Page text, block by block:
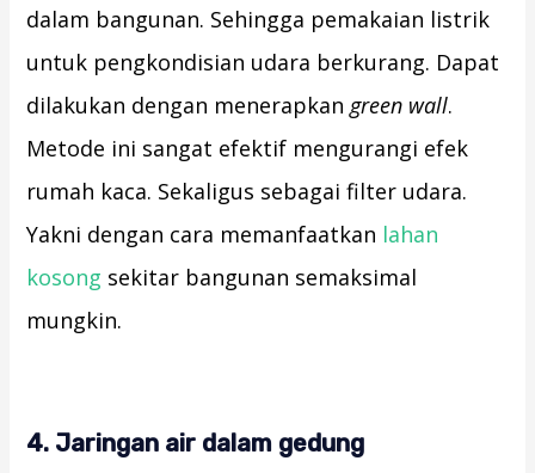
dalam bangunan. Sehingga pemakaian listrik
untuk pengkondisian udara berkurang. Dapat
dilakukan dengan menerapkangreen wall.
Metode ini sangat efektif mengurangi efek
rumah kaca. Sekaligus sebagai filter udara.
Yakni dengan cara memanfaatkan lahan
kosong sekitar bangunan semaksimal
mungkin.
4. Jaringan air dalam gedung